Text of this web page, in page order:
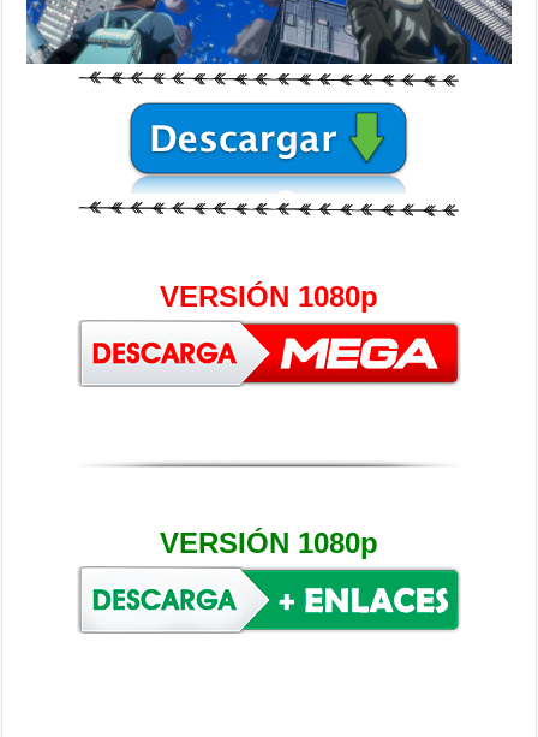
VERSIÓN 1080p
VERSIÓN 1080p